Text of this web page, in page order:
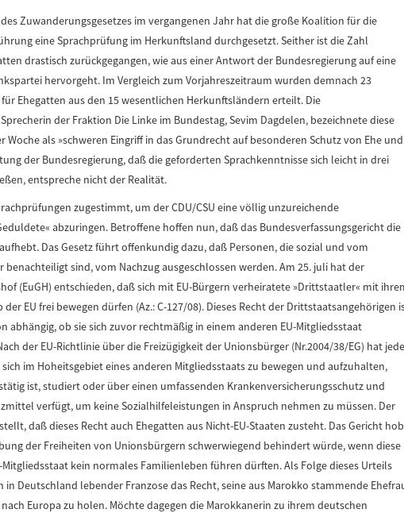
Zuwanderungsgesetzes im vergangenen Jahr hat die große Koalition für die
eine Sprachprüfung im Herkunftsland durchgesetzt. Seither ist die Zahl
drastisch zurückgegangen, wie aus einer Antwort der Bundesregierung auf eine
hervorgeht. Im Vergleich zum Vorjahreszeitraum wurden demnach 23
für Ehegatten aus den 15 wesentlichen Herkunftsländern erteilt. Die
der Fraktion Die Linke im Bundestag, Sevim Dagdelen, bezeichnete diese
Woche als »schweren Eingriff in das Grundrecht auf besonderen Schutz von Ehe und
der Bundesregierung, daß die geforderten Sprachkenntnisse sich leicht in drei
entspreche nicht der Realität.
zugestimmt, um der CDU/CSU eine völlig unzureichende
abzuringen. Betroffene hoffen nun, daß das Bundesverfassungsgericht die
Das Gesetz führt offenkundig dazu, daß Personen, die sozial und vom
benachteiligt sind, vom Nachzug ausgeschlossen werden. Am 25. juli hat der
(EuGH) entschieden, daß sich mit EU-Bürgern verheiratete »Drittstaatler« mit
EU frei bewegen dürfen (Az.: C-127/08). Dieses Recht der Drittstaatsangehörigen
abhängig, ob sie sich zuvor rechtmäßig in einem anderen EU-Mitgliedsstaat
der EU-Richtlinie über die Freizügigkeit der Unionsbürger (Nr.2004/38/EG) hat
sich im Hoheitsgebiet eines anderen Mitgliedsstaats zu bewegen und aufzuhalten,
ist, studiert oder über einen umfassenden Krankenversicherungsschutz und
verfügt, um keine Sozialhilfeleistungen in Anspruch nehmen zu müssen. Der
daß dieses Recht auch Ehegatten aus Nicht-EU-Staaten zusteht. Das Gericht hob
der Freiheiten von Unionsbürgern schwerwiegend behindert würde, wenn diese
Mitgliedsstaat kein normales Familienleben führen dürften. Als Folge dieses Urteils
in Deutschland lebender Franzose das Recht, seine aus Marokko stammende
Europa zu holen. Möchte dagegen die Marokkanerin zu ihrem deutschen